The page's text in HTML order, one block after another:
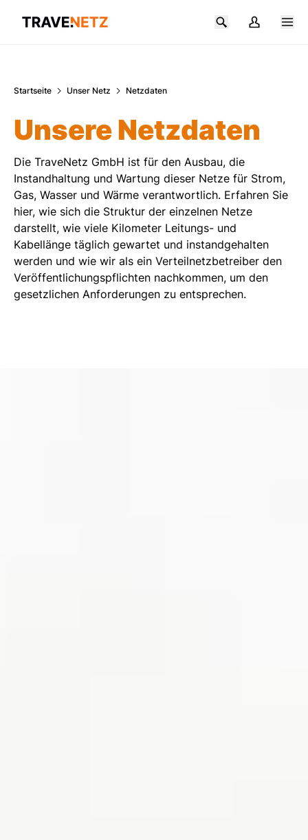
Startseite Unser Netz Netzdaten
Unsere Netzdaten
Die TraveNetz GmbH ist für den Ausbau, die
Instandhaltung und Wartung dieser Netze für Strom,
Gas, Wasser und Wärme verantwortlich. Erfahren Sie
hier, wie sich die Struktur der einzelnen Netze
darstellt, wie viele Kilometer Leitungs- und
Kabellänge täglich gewartet und instandgehalten
werden und wie wir als ein Verteilnetzbetreiber den
Veröffentlichungspflichten nachkommen, um den
gesetzlichen Anforderungen zu entsprechen.